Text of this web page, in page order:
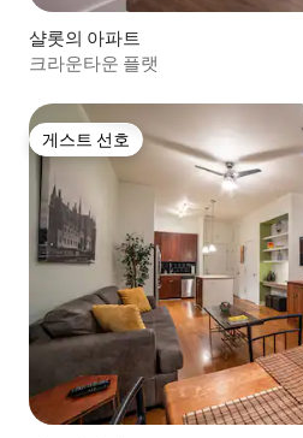
샬롯의 아파트
크라운타운 플랫
게스트 선호
게스트 선호